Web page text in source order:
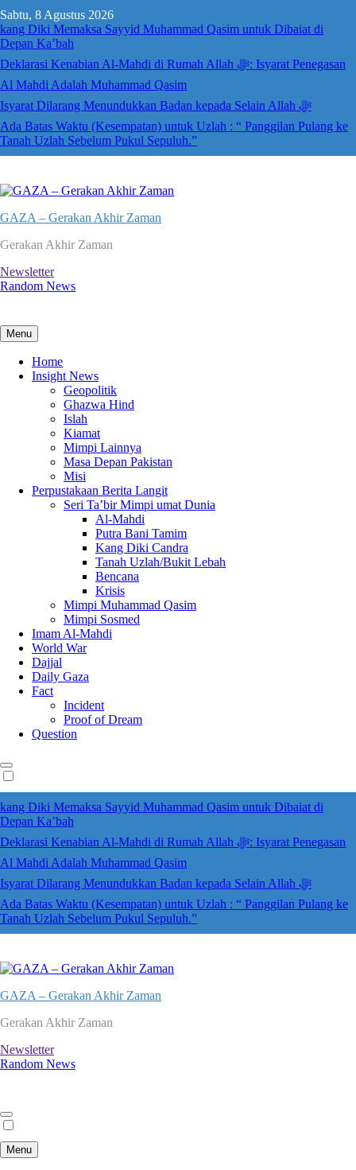
to
content
Sabtu, 8 Agustus 2026
kang Diki Memaksa Sayyid Muhammad Qasim untuk Dibaiat di
Depan Ka’bah
Deklarasi Kenabian Al-Mahdi di Rumah Allah ﷻ: Isyarat Penegasan
Al Mahdi Adalah Muhammad Qasim
Isyarat Dilarang Menundukkan Badan kepada Selain Allah ﷻ
Ada Batas Waktu (Kesempatan) untuk Uzlah : “ Panggilan Pulang ke
Tanah Uzlah Sebelum Pukul Sepuluh.”
GAZA – Gerakan Akhir Zaman
Gerakan Akhir Zaman
Newsletter
Random News
Menu
Home
Insight News
Geopolitik
Ghazwa Hind
Islah
Kiamat
Mimpi Lainnya
Masa Depan Pakistan
Misi
Perpustakaan Berita Langit
Seri Ta’bir Mimpi umat Dunia
Al-Mahdi
Putra Bani Tamim
Kang Diki Candra
Tanah Uzlah/Bukit Lebah
Bencana
Krisis
Mimpi Muhammad Qasim
Mimpi Sosmed
Imam Al-Mahdi
World War
Dajjal
Daily Gaza
Fact
Incident
Proof of Dream
Question
kang Diki Memaksa Sayyid Muhammad Qasim untuk Dibaiat di
Depan Ka’bah
Deklarasi Kenabian Al-Mahdi di Rumah Allah ﷻ: Isyarat Penegasan
Al Mahdi Adalah Muhammad Qasim
Isyarat Dilarang Menundukkan Badan kepada Selain Allah ﷻ
Ada Batas Waktu (Kesempatan) untuk Uzlah : “ Panggilan Pulang ke
Tanah Uzlah Sebelum Pukul Sepuluh.”
GAZA – Gerakan Akhir Zaman
Gerakan Akhir Zaman
Newsletter
Random News
Menu